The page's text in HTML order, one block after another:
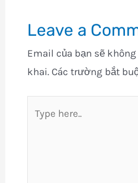
Leave a
Email của bạn sẽ
khai. Các trường bắt
here..